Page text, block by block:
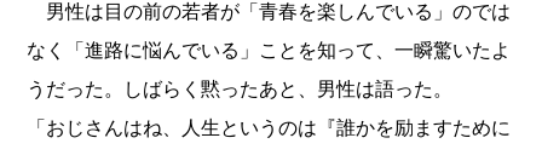
男性は目の前の若者が「青春を楽しんでいる」のでは
なく「進路に悩んでいる」ことを知って、一瞬驚いたよ
うだった。しばらく黙ったあと、男性は語った。
「おじさんはね、人生というのは『誰かを励ますために